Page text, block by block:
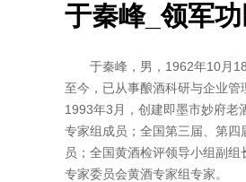
于秦峰_领军
于秦峰，男，1962年10月18
至今，已从事酿酒科研与企业管
1993年3月，创建即墨市妙府老
专家组成员；全国第三届、第
员；全国黄酒检评领导小组副
专家委员会黄酒专家组专家。